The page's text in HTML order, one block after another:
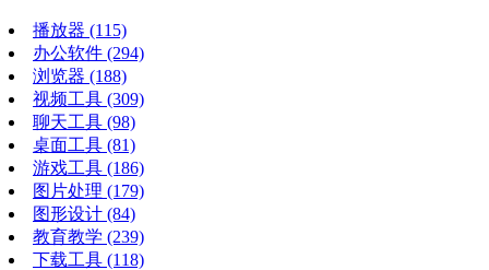
播放器 (115)
办公软件 (294)
浏览器 (188)
视频工具 (309)
聊天工具 (98)
桌面工具 (81)
游戏工具 (186)
图片处理 (179)
图形设计 (84)
教育教学 (239)
下载工具 (118)